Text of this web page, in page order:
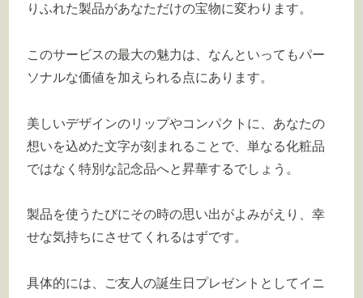
りふれた製品があなただけの宝物に変わります。
このサービスの最大の魅力は、なんといってもパー
ソナルな価値を加えられる点にあります。
美しいデザインのリップやコンパクトに、あなたの
想いを込めた文字が刻まれることで、単なる化粧品
ではなく特別な記念品へと昇華するでしょう。
製品を使うたびにその時の思い出がよみがえり、幸
せな気持ちにさせてくれるはずです。
具体的には、ご友人の誕生日プレゼントとしてイニ